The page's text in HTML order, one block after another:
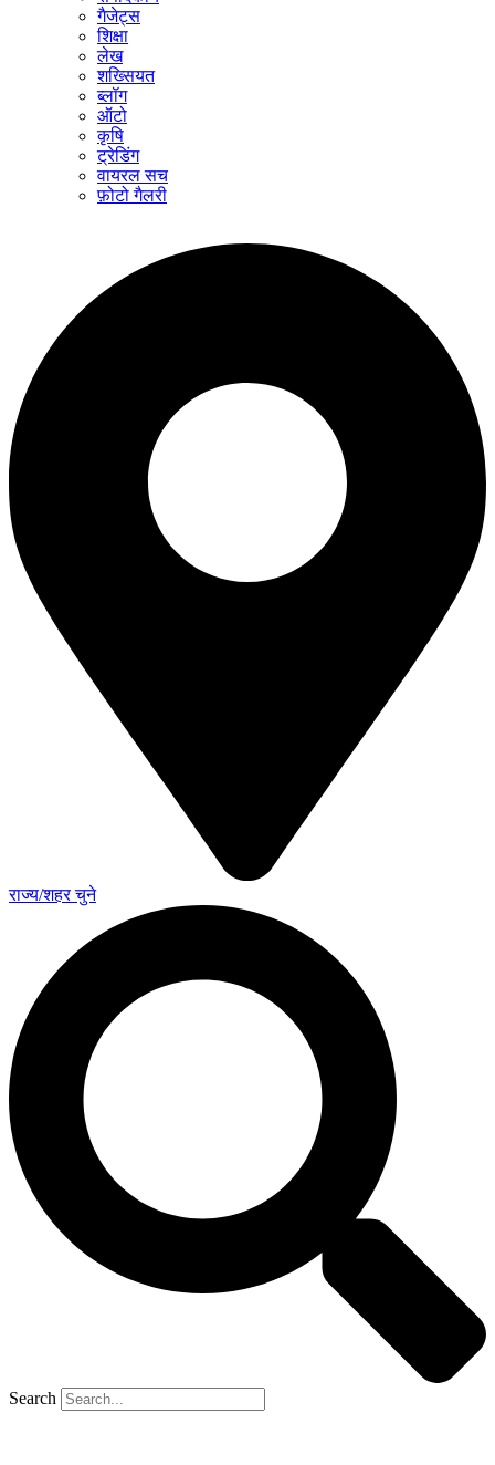
गैजेट्स
शिक्षा
लेख
शख्सियत
ब्लॉग
ऑटो
कृषि
ट्रेडिंग
वायरल सच
फ़ोटो गैलरी
राज्य/शहर चुने
Search